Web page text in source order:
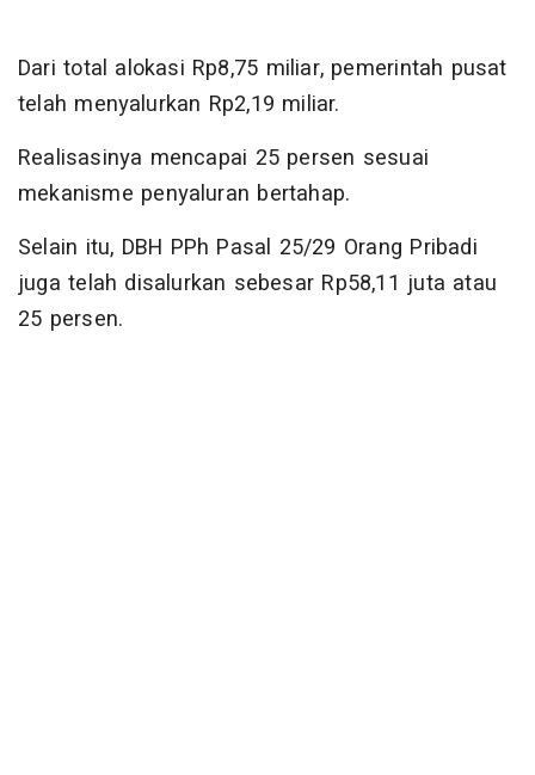
Dari total alokasi Rp8,75 miliar, pemerintah pusat
telah menyalurkan Rp2,19 miliar.
Realisasinya mencapai 25 persen sesuai
mekanisme penyaluran bertahap.
Selain itu, DBH PPh Pasal 25/29 Orang Pribadi
juga telah disalurkan sebesar Rp58,11 juta atau
25 persen.